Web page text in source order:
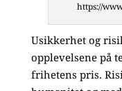
https://
Usikkerhet og
opplevelsene på
frihetens pris.